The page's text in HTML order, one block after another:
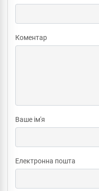
Коментар
Ваше ім'я
Електронна пошта